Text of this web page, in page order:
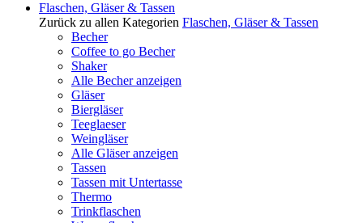
Flaschen, Gläser & Tassen
Zurück zu allen Kategorien Flaschen, Gläser & Tassen
Becher
Coffee to go Becher
Shaker
Alle Becher anzeigen
Gläser
Biergläser
Teeglaeser
Weingläser
Alle Gläser anzeigen
Tassen
Tassen mit Untertasse
Thermo
Trinkflaschen